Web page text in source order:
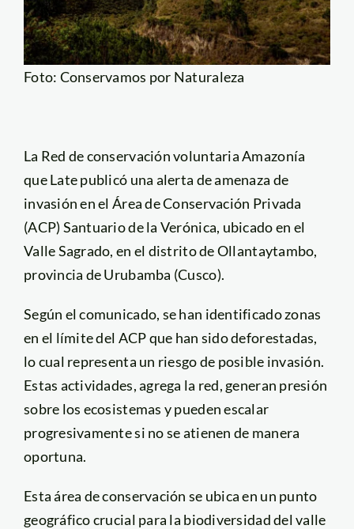
Foto: Conservamos por Naturaleza
La Red de conservación voluntaria Amazonía
que Late publicó una alerta de amenaza de
invasión en el Área de Conservación Privada
(ACP) Santuario de la Verónica, ubicado en el
Valle Sagrado, en el distrito de Ollantaytambo,
provincia de Urubamba (Cusco).
Según el comunicado, se han identificado zonas
en el límite del ACP que han sido deforestadas,
lo cual representa un riesgo de posible invasión.
Estas actividades, agrega la red, generan presión
sobre los ecosistemas y pueden escalar
progresivamente si no se atienen de manera
oportuna.
Esta área de conservación se ubica en un punto
geográfico crucial para la biodiversidad del valle